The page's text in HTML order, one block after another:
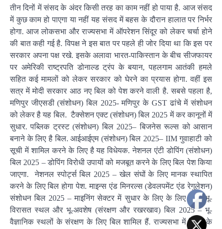
तीन दिनों में संसद के अंदर किसी तरह का काम नहीं हो पाया है. आज संसद
में कुछ काम हो पाएगा या नहीं यह संसद में बहस के दौरान हालात पर निर्भर
होगा. आज लोकसभा और राज्यसभा में ऑपरेशन सिंदूर को लेकर चर्चा होने
की बात कही गई है. विपक्ष ने इस बात पर पहले ही जोर दिया था कि इस पर
सरकार अपना पक्ष रखे. इसके अलावा भारत-पाकिस्तान के बीच सीजफायर
पर अमेरिकी राष्ट्रपति डोनाल्ड ट्रंप के बयान, पहलगाम आतंकी हमले
सहित कई मामलों को लेकर सरकार को घेरने का प्रयास होगा. वहीं इस
सत्र में मोदी सरकार आठ नए बिल को पेश करने वाली है. सबसे पहला है,
मणिपुर जीएसडी (संशोधन) बिल 2025- मणिपुर के GST ढांचे में संशोधन
को लेकर है यह बिल. टैक्सेशन एक्ट (संशोधन) बिल 2025 में कर कानूनों में
सुधार. पब्लिक ट्रस्ट (संशोधन) बिल 2025– बिजनेस रूल्स को आसान
बनाने के लिए है बिल. आईआईएम (संशोधन) बिल 2025– IIM गुवाहाटी को
सूची में शामिल करने के लिए है यह वि​धेयक. नेशनल एंटी डोपिंग (संशोधन)
बिल 2025 – डोपिंग विरोधी उपायों को मजबूत करने के लिए बिल पेश किया
जाएगा. नेशनल स्पोर्ट्स बिल 2025 – खेल संघों के लिए मानक स्थापित
करने के लिए बिल होगा पेश. माइन्स एंड मिनरल्स (डेवलपमेंट एंड रेगुलेशन)
संशोधन बिल 2025 – माइनिंग सेक्टर में सुधार के लिए के लिए​ बिल. भू-
विरासत स्थल और भू-अवशेष (संरक्षण और रखरखाव) बिल 2025 – भू-
वैज्ञानिक स्थलों के संरक्षण के लिए बिल शामिल हैं. राज्यसभा में विपक्ष के